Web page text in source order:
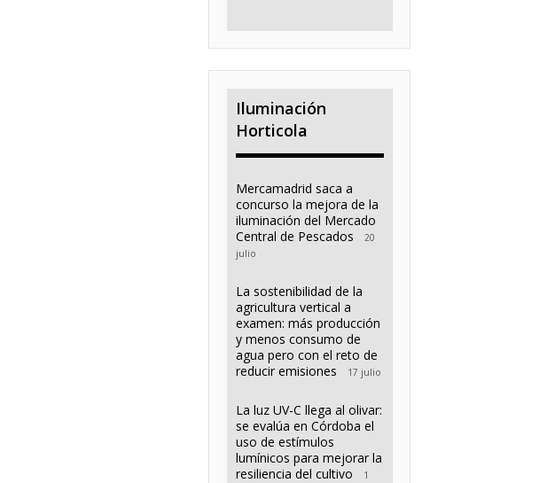
Iluminación
Horticola
Mercamadrid saca a
concurso la mejora de la
iluminación del Mercado
Central de Pescados
20
julio
La sostenibilidad de la
agricultura vertical a
examen: más producción
y menos consumo de
agua pero con el reto de
reducir emisiones
17 julio
La luz UV-C llega al olivar:
se evalúa en Córdoba el
uso de estímulos
lumínicos para mejorar la
resiliencia del cultivo
1